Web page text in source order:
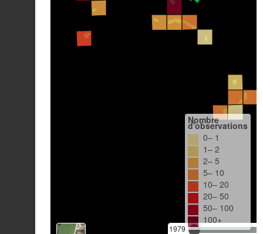
1979
Nombre
d'observations
0– 1
1– 2
2– 5
5– 10
10– 20
20– 50
50– 100
100+